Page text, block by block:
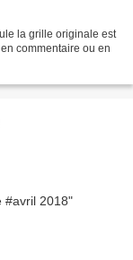
la grille originale est
commentaire ou en